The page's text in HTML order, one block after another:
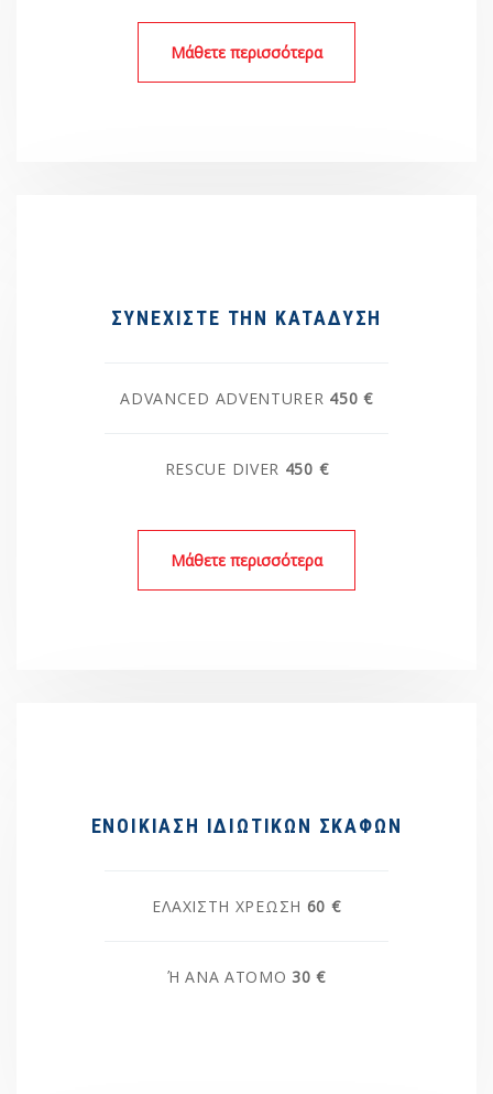
Μάθετε περισσότερα
ΣΥΝΕΧΙΣΤΕ ΤΗΝ ΚΑΤΑΔΥΣΗ
ADVANCED ADVENTURER 450 €
RESCUE DIVER 450 €
Μάθετε περισσότερα
ΕΝΟΙΚΊΑΣΗ ΙΔΙΩΤΙΚΏΝ ΣΚΑΦΏΝ
ΕΛΆΧΙΣΤΗ ΧΡΈΩΣΗ 60 €
Ή ΑΝΆ ΆΤΟΜΟ 30 €